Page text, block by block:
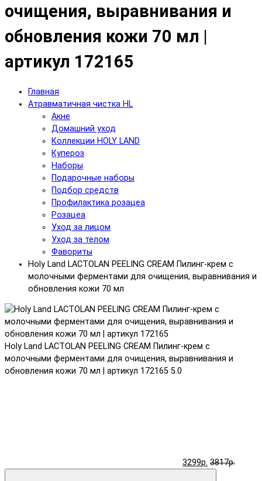
очищения, выравнивания и
обновления кожи 70 мл |
артикул 172165
Главная
Атравматичная чистка HL
Акне
Домашний уход
Коллекции HOLY LAND
Купероз
Наборы
Подарочные наборы
Подбор средств
Профилактика розацеа
Розацеа
Уход за лицом
Уход за телом
Фавориты
Holy Land LACTOLAN PEELING CREAM Пилинг-крем с
молочными ферментами для очищения, выравнивания и
обновления кожи 70 мл
Holy Land LACTOLAN PEELING CREAM Пилинг-крем с
молочными ферментами для очищения, выравнивания и
обновления кожи 70 мл | артикул 172165 5.0
3299р. 3817р.